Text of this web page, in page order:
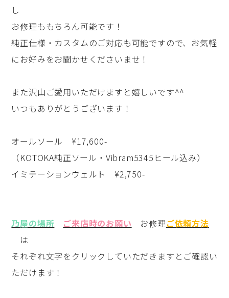
し
お修理ももちろん可能です！
純正仕様・カスタムのご対応も可能ですので、お気軽
にお好みをお聞かせくださいませ！
また沢山ご愛用いただけますと嬉しいです^^
いつもありがとうございます！
オールソール ¥17,600-
（KOTOKA純正ソール・Vibram5345ヒール込み）
イミテーションウェルト ¥2,750-
乃屋の場所 ご来店時のお願い お修理ご依頼方法
は
それぞれ文字をクリックしていただきますとご確認い
ただけます！